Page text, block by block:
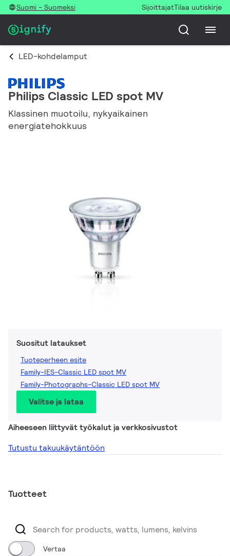
Suomi - Suomeksi SijoittajatTilaa uutiskirje
LED-kohdelamput
Philips Classic LED spot MV
Klassinen muotoilu, nykyaikainen
energiatehokkuus
Suositut lataukset
Tuoteperheen esite
Family-IES-Classic LED spot MV
Family-Photographs-Classic LED spot MV
Valitse ja lataa
Aiheeseen liittyvät työkalut ja verkkosivustot
Tutustu takuukäytäntöön
Tuotteet
Vertaa